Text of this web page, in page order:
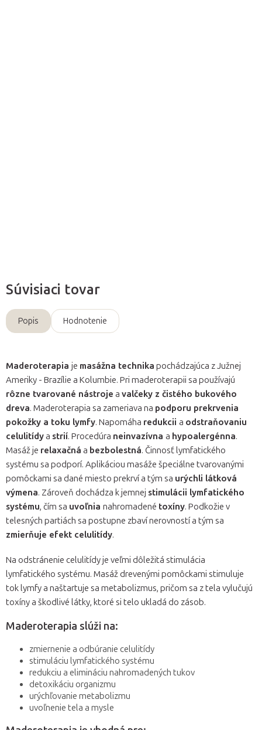
Súvisiaci tovar
Popis Hodnotenie
Maderoterapia je masážna technika pochádzajúca z Južnej
Ameriky - Brazílie a Kolumbie. Pri maderoterapii sa používajú
rôzne tvarované nástroje a valčeky z čistého bukového
dreva. Maderoterapia sa zameriava na podporu prekrvenia
pokožky a toku lymfy. Napomáha redukcii a odstraňovaniu
celulitídya strií. Procedúra neinvazívna a hypoalergénna.
Masáž je relaxačná a bezbolestná. Činnosť lymfatického
systému sa podporí. Aplikáciou masáže špeciálne tvarovanými
pomôckami sa dané miesto prekrví a tým sa urýchli látková
výmena. Zároveň dochádza k jemnej stimulácii lymfatického
systému, čím sa uvoľnia nahromadené toxíny. Podkožie v
telesných partiách sa postupne zbaví nerovností a tým sa
zmierňuje efekt celulitídy.
Na odstránenie celulitídy je veľmi dôležitá stimulácia
lymfatického systému. Masáž drevenými pomôckami stimuluje
tok lymfy a naštartuje sa metabolizmus, pričom sa z tela vylučujú
toxíny a škodlivé látky, ktoré si telo ukladá do zásob.
Maderoterapia slúži na:
zmiernenie a odbúranie celulitídy
stimuláciu lymfatického systému
redukciu a elimináciu nahromadených tukov
detoxikáciu organizmu
urýchľovanie metabolizmu
uvoľnenie tela a mysle